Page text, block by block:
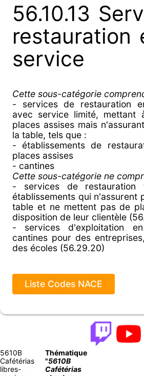
56.10.13
restauration
service
Cette sous-catégorie
- services de restauration
avec service limité, mettant
places assises mais
la table, tels que :
- établissements de
places assises
- cantines
Cette sous-catégorie ne
- services de restauration
établissements qui n'assurent
table et ne mettent pas de
disposition de leur clientèle
- services d'exploitation
cantines pour des
des écoles (56.29.20)
Liste Codes NACE
5610B
Cafétérias
libres-
Thématique
"5610B
Cafétérias